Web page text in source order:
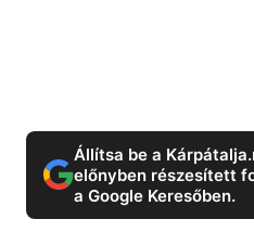
Állítsa be a
előnyben részesített
a Google Keresőben.